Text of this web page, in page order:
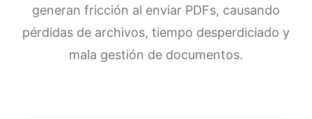
generan fricción al enviar PDFs, causando
pérdidas de archivos, tiempo desperdiciado y
mala gestión de documentos.